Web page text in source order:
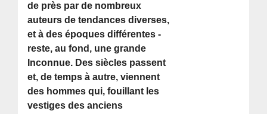
de près par de nombreux
auteurs de tendances diverses,
et à des époques différentes -
reste, au fond, une grande
Inconnue. Des siècles passent
et, de temps à autre, viennent
des hommes qui, fouillant les
vestiges des anciens